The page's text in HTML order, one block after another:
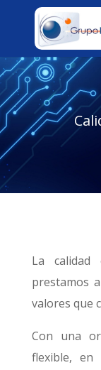
La calidad
prestamos
valores que
Con una
flexible, en